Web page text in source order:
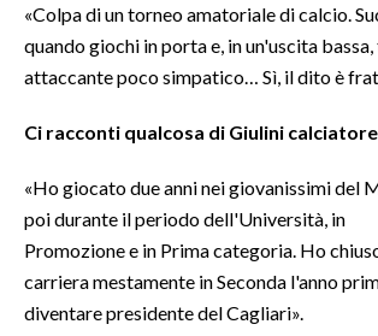
«Colpa di un torneo amatoriale di calcio.
quando giochi in porta e, in un'uscita
attaccante poco simpatico… Sì, il dito è
Ci racconti qualcosa di Giulini calciatore.
«Ho giocato due anni nei giovanissimi del
poi durante il periodo dell'Università, in
Promozione e in Prima categoria. Ho
carriera mestamente in Seconda l'anno
diventare presidente del Cagliari».